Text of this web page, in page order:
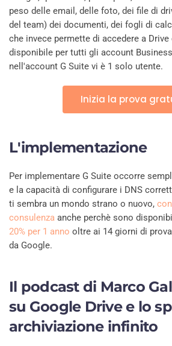
peso delle email, delle foto, dei file di
del team) dei documenti, dei fogli di
che invece permette di accedere a
disponibile per tutti gli account
nell'account G Suite vi è 1 solo utente.
Inizia la prova
L'implementazione
Per implementare G Suite occorre
e la capacità di configurare i DNS
ti sembra un mondo strano o nuovo,
consulenza anche perchè sono
20% per 1 anno oltre ai 14 giorni di
da Google.
Il podcast di Marco
su Google Drive e lo
archiviazione infinito